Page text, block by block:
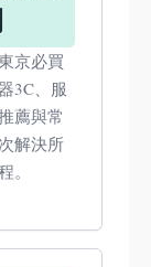
京必買
3C、服
薦與常
解決所
。